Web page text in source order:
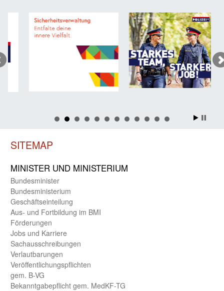
SITEMAP
MINISTER UND MINIST­ERIUM
Bundes­minister
Bundes­ministerium
Geschäfts­einteilung
Aus- und Fortbildung im BMI
Förderungen
Jobs und Karriere
Sachaus­schreibungen
Verlautbarungen
Veröffentlichungspflichten
gem. B-VG
Bekanntgabepflicht gem. MedKF-TG